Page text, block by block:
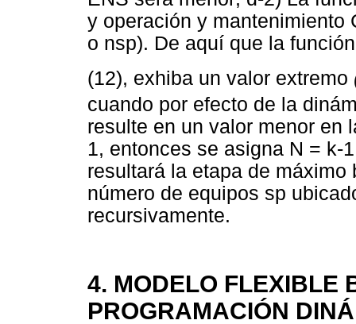
y operación y mantenimiento
o nsp). De aquí que la
(12), exhiba un valor extremo
cuando por efecto de la
resulte en un valor menor en
1, entonces se asigna N = k-
resultará la etapa de
número de equipos sp
recursivamente.
4. MODELO FLEXIBLE
PROGRAMACIÓN